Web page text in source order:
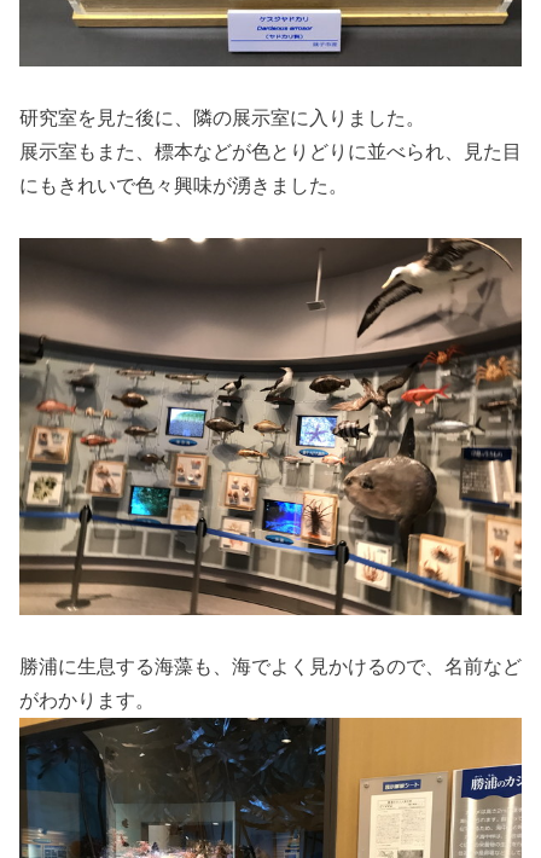
研究室を見た後に、隣の展示室に入りました。
展示室もまた、標本などが色とりどりに並べられ、見た目
にもきれいで色々興味が湧きました。
勝浦に生息する海藻も、海でよく見かけるので、名前など
がわかります。